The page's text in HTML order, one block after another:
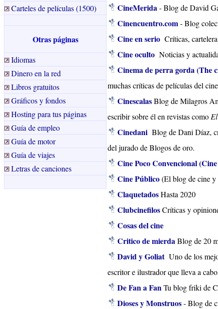
Carteles de películas (1500)
Otras páginas
Idiomas
Dinero en la red
Libros gratuitos
Gráficos y fondos
Hosting para tus páginas
Guía de empleo
Guía de motor
Guía de viajes
Letras de canciones
CineMerida- Blog de David
Cinencuentro.com- Blog
Cine en serio Críticas,
Cine oculto Noticias y
Cinema de perra gorda (The
muchas críticas de películas del
CinescalasBlog de Milagros
escribir sobre él en revistas como
Cinedani Blog de Dani Díaz,
del jurado de Blogos de oro.
Cine Poco Convencional
Cine Público(El blog de cine
ClaquetadosHasta 2020
ClubcinefilosCríticas y
Cosas del cine
Critico de mierdaBlog de 20
David y Goliat Uno de los
escritor e ilustrador que lleva a
De Fan a FanTu blog friki de
Dioses y Monstruos- Blog de